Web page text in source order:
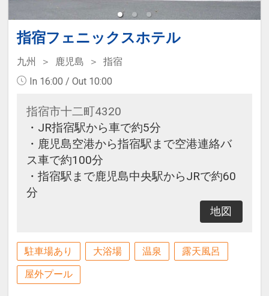
指宿フェニックスホテル
九州 鹿児島
指宿
In 16:00 / Out 10:00
指宿市十二町4320
・JR指宿駅から車で約5分
・鹿児島空港から指宿駅まで空港連絡バ
ス車で約100分
・指宿駅まで鹿児島中央駅からJRで約60
分
地図
駐車場あり 大浴場 温泉 露天風呂
屋外プール